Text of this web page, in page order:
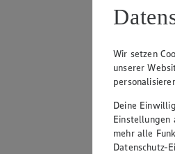
Wir setzen
unserer
Deine
Einstellungen
mehr alle
Datenschutz-